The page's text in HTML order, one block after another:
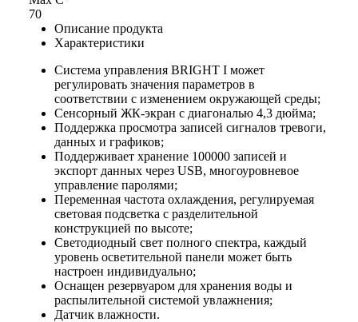
70
Описание продукта
Характеристики
Система управления BRIGHT I может
регулировать значения параметров в
соответствии с изменением окружающей среды;
Сенсорный ЖК-экран с диагональю 4,3 дюйма;
Поддержка просмотра записей сигналов тревоги,
данных и графиков;
Поддерживает хранение 100000 записей и
экспорт данных через USB, многоуровневое
управление паролями;
Переменная частота охлаждения, регулируемая
световая подсветка с разделительной
конструкцией по высоте;
Светодиодный свет полного спектра, каждый
уровень осветительной панели может быть
настроен индивидуально;
Оснащен резервуаром для хранения воды и
распылительной системой увлажнения;
Датчик влажности.